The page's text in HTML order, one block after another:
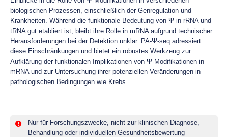
biologischen Prozessen, einschließlich der Genregulation und
Krankheiten. Während die funktionale Bedeutung von Ψ in rRNA und
tRNA gut etabliert ist, bleibt ihre Rolle in mRNA aufgrund technischer
Herausforderungen bei der Detektion unklar. PA-Ψ-seq adressiert
diese Einschränkungen und bietet ein robustes Werkzeug zur
Aufklärung der funktionalen Implikationen von Ψ-Modifikationen in
mRNA und zur Untersuchung ihrer potenziellen Veränderungen in
pathologischen Bedingungen wie Krebs.
Nur für Forschungszwecke, nicht zur klinischen Diagnose,
Behandlung oder individuellen Gesundheitsbewertung